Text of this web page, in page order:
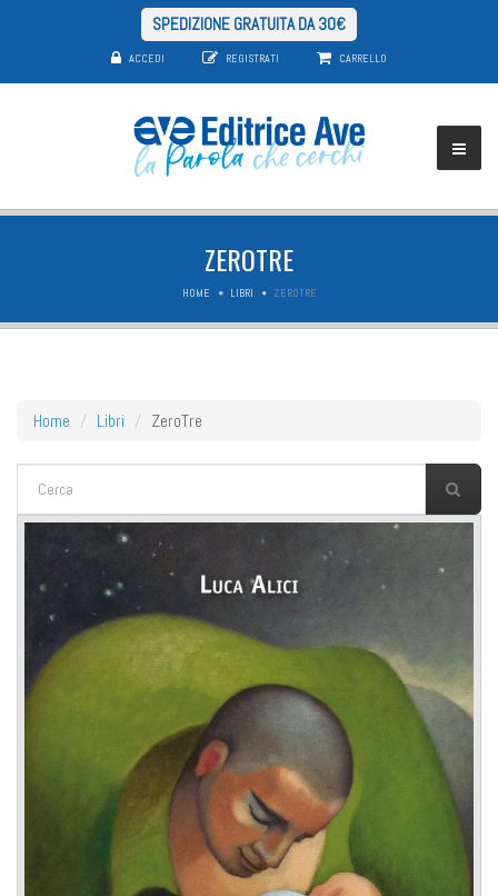
SPEDIZIONE GRATUITA DA 30€
ACCEDI REGISTRATI CARRELLO
ZEROTRE
HOME LIBRI ZEROTRE
Home Libri ZeroTre
FORM DI RICERCA